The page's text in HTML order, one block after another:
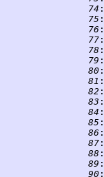
  74
:
  75
:
  76
:
  77
:
  78
:
  79
:
  80
:
  81
:
  82
:
  83
:
  84
:
  85
:
  86
:
  87
:
  88
:
  89
:
  90
: